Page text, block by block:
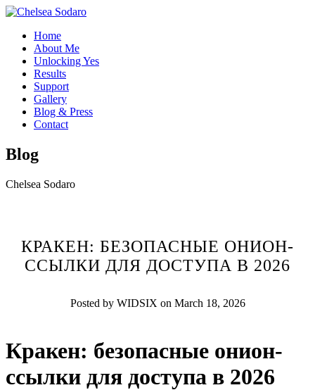
Home
About Me
Unlocking Yes
Results
Support
Gallery
Blog & Press
Contact
Blog
Chelsea Sodaro
КРАКЕН: БЕЗОПАСНЫЕ ОНИОН-
ССЫЛКИ ДЛЯ ДОСТУПА В 2026
Posted by WIDSIX on March 18, 2026
Кракен: безопасные онион-
ссылки для доступа в 2026